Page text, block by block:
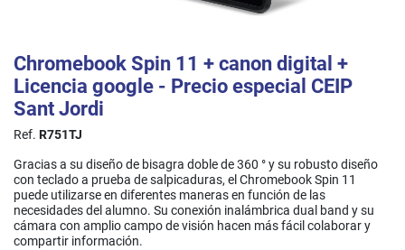
Chromebook Spin 11 + canon digital +
Licencia google - Precio especial CEIP
Sant Jordi
Ref. R751TJ
Gracias a su diseño de bisagra doble de 360 ° y su robusto diseño
con teclado a prueba de salpicaduras, el Chromebook Spin 11
puede utilizarse en diferentes maneras en función de las
necesidades del alumno. Su conexión inalámbrica dual band y su
cámara con amplio campo de visión hacen más fácil colaborar y
compartir información.​